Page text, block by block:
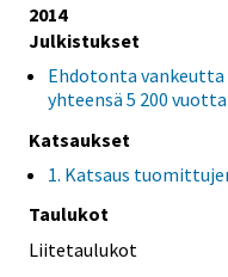
2014
Julkistukset
Ehdotonta
yhteensä 5 200 vuotta
Katsaukset
1. Katsaus
Taulukot
Liitetaulukot